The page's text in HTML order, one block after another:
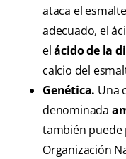
ataca el
adecuado, el
elácido de la
calcio del
Genética. Una
denominada
también puede
Organización